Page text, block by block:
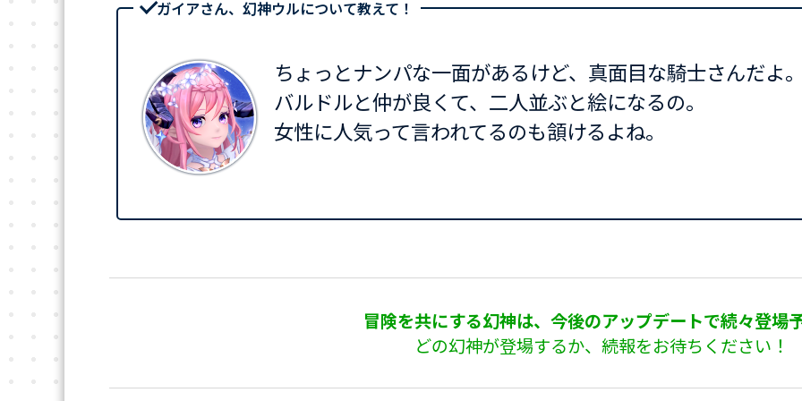
ガイアさん、幻神ウルについて教えて！
ちょっとナンパな一面があるけど、真面目な騎士さんだよ。
バルドルと仲が良くて、二人並ぶと絵になるの。
女性に人気って言われてるのも頷けるよね。
冒険を共にする幻神は、今後のアップデートで続々登場
どの幻神が登場するか、続報をお待ちください！